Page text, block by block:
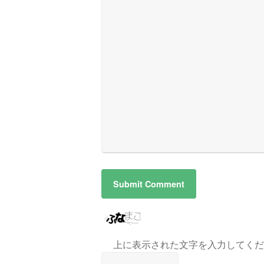
上に表示された文字を入力してく